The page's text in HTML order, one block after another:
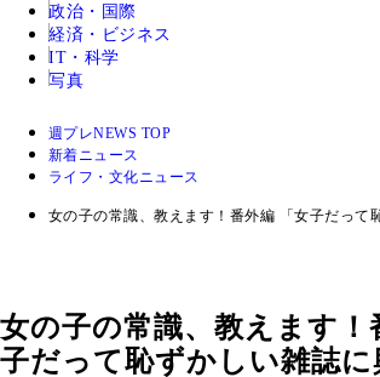
政治・国際
経済・ビジネス
IT・科学
写真
週プレNEWS TOP
新着ニュース
ライフ・文化ニュース
女の子の常識、教えます！番外編 「女子だって
女の子の常識、教えます！
子だって恥ずかしい雑誌に